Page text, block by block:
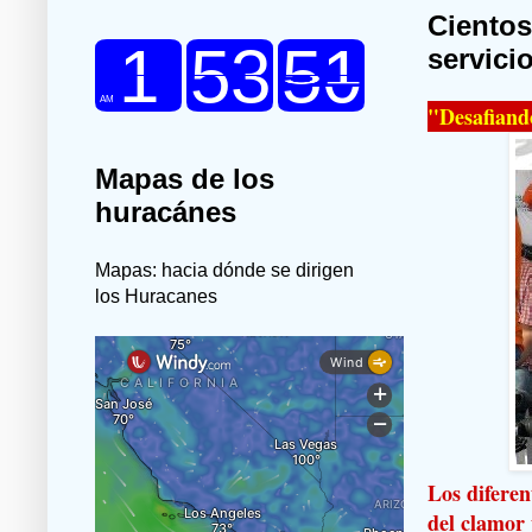
Los
del
Mapas de los
huracánes
Mapas: hacia dónde se dirigen
los Huracanes